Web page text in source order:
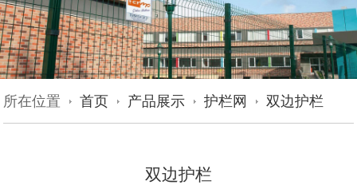
所在位置 首页 产品展示 护栏网 双边护栏
双边护栏